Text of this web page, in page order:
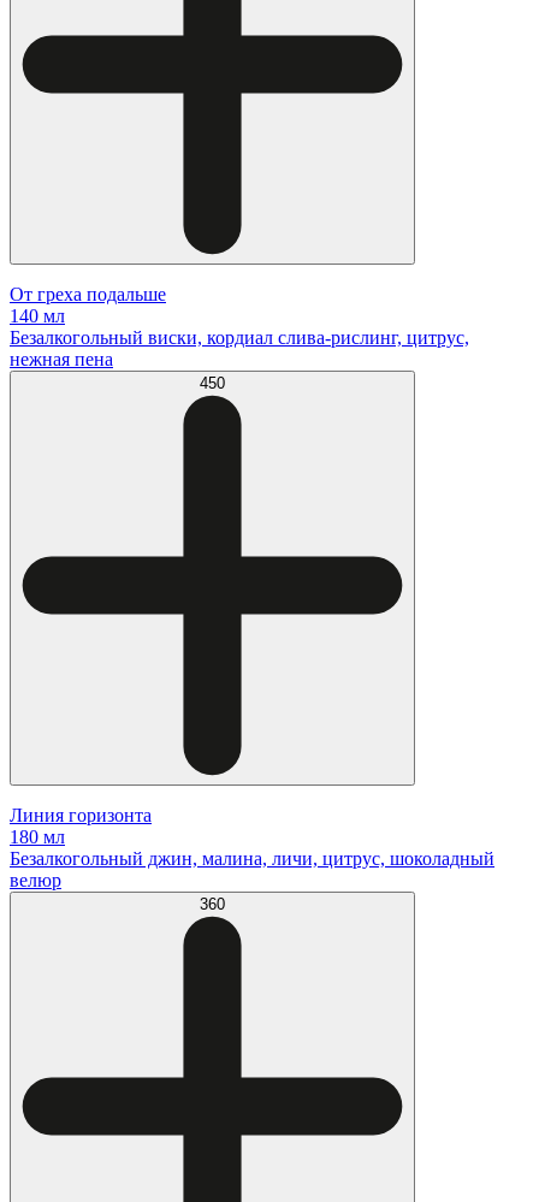
От греха подальше
140 мл
Безалкогольный виски, кордиал слива-рислинг, цитрус,
нежная пена
450
Линия горизонта
180 мл
Безалкогольный джин, малина, личи, цитрус, шоколадный
велюр
360